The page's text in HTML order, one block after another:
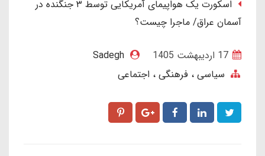
اسکورت یک هواپیمای آمریکایی توسط ۳ جنگنده در
آسمان عراق/ ماجرا چیست؟
Sadegh
سیاسی ، فرهنگی ، اجتماعی